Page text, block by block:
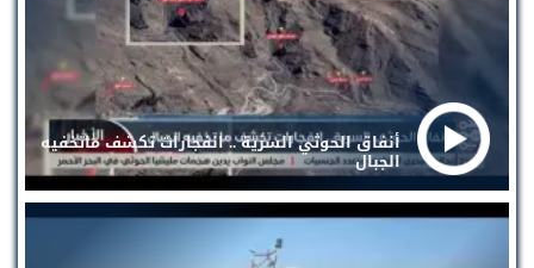
أنفاق الحوثي السرية .. انفجارات تكشف ماتخفيه
الجبال